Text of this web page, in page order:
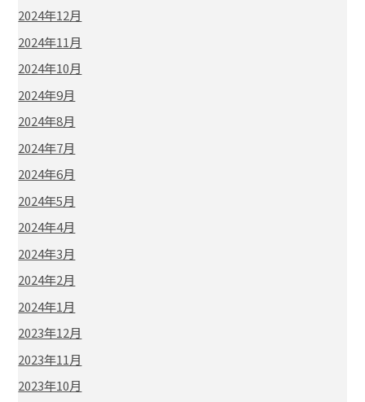
2024年12月
2024年11月
2024年10月
2024年9月
2024年8月
2024年7月
2024年6月
2024年5月
2024年4月
2024年3月
2024年2月
2024年1月
2023年12月
2023年11月
2023年10月